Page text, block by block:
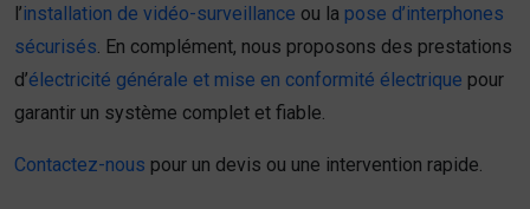
l’installation de vidéo-surveillance ou la pose d’interphones
sécurisés . En complément, nous proposons des prestations
d’électricité générale et mise en conformité électrique pour
garantir un système complet et fiable.
Contactez-nous pour un devis ou une intervention rapide.